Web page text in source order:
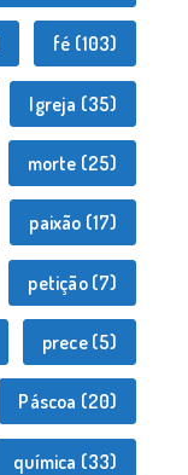
fé (103)
Igreja (35)
morte (25)
paixão (17)
petição(7)
prece(5)
Páscoa (20)
química (33)